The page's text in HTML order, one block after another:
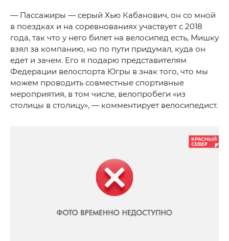
— Пассажиры — серый Хью Кабанович, он со мной
в поездках и на соревнованиях участвует с 2018
года, так что у него билет на велосипед есть, Мишку
взял за компанию, но по пути придумал, куда он
едет и зачем. Его я подарю представителям
Федерации велоспорта Югры в знак того, что мы
можем проводить совместные спортивные
мероприятия, в том числе, велопробеги «из
столицы в столицу», — комментирует велосипедист.